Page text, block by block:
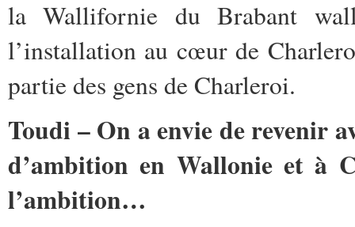
la Wallifornie du Brabant
l’installation au cœur de
partie des gens de Charleroi.
Toudi – On a envie de revenir
d’ambition en Wallonie et
l’ambition…